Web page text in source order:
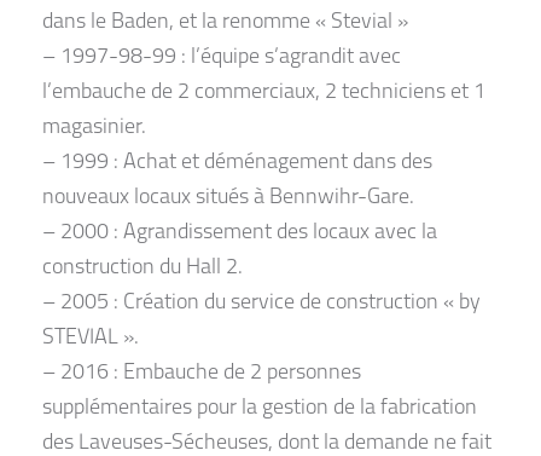
dans le Baden, et la renomme « Stevial »
– 1997-98-99 : l’équipe s’agrandit avec
l’embauche de 2 commerciaux, 2 techniciens et 1
magasinier.
– 1999 : Achat et déménagement dans des
nouveaux locaux situés à Bennwihr-Gare.
– 2000 : Agrandissement des locaux avec la
construction du Hall 2.
– 2005 : Création du service de construction « by
STEVIAL ».
– 2016 : Embauche de 2 personnes
supplémentaires pour la gestion de la fabrication
des Laveuses-Sécheuses, dont la demande ne fait